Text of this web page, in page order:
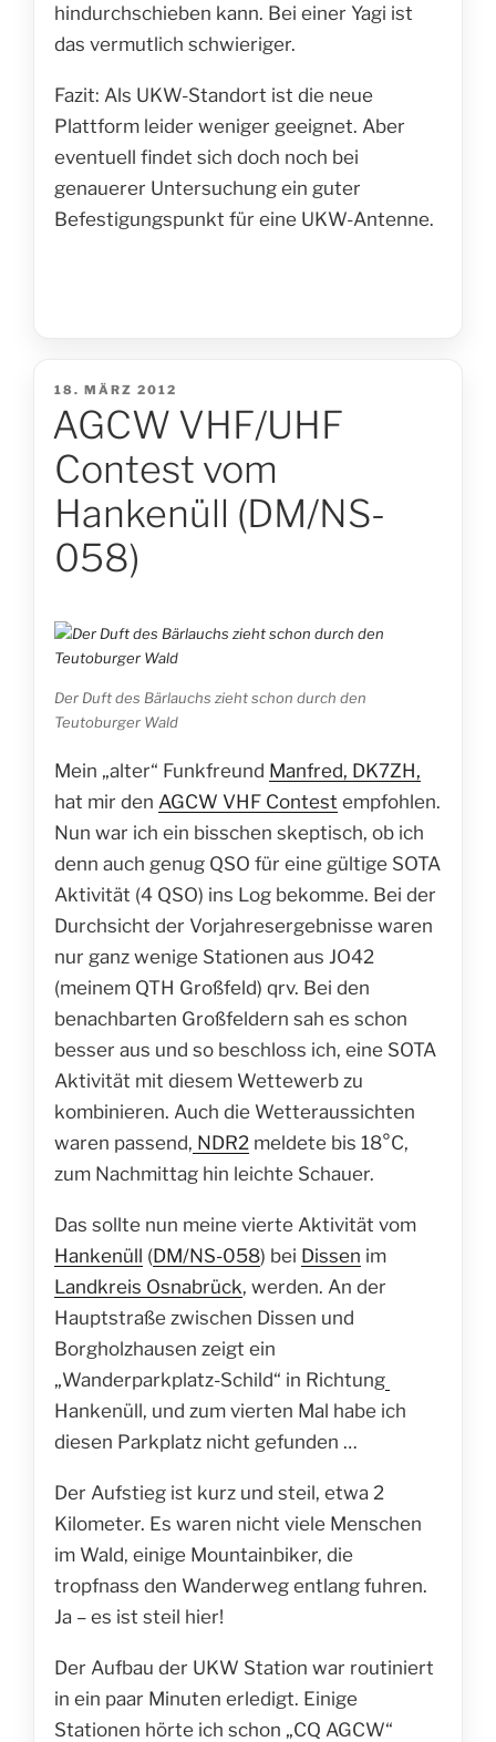
hindurchschieben kann. Bei einer Yagi ist
das vermutlich schwieriger.
Fazit: Als UKW-Standort ist die neue
Plattform leider weniger geeignet. Aber
eventuell findet sich doch noch bei
genauerer Untersuchung ein guter
Befestigungspunkt für eine UKW-Antenne.
VERÖFFENTLICHT
AM
18. MÄRZ 2012
AGCW VHF/UHF
Contest vom
Hankenüll (DM/NS-
058)
Der Duft des Bärlauchs zieht schon durch den
Teutoburger Wald
Mein „alter“ Funkfreund Manfred, DK7ZH,
hat mir den AGCW VHF Contest empfohlen.
Nun war ich ein bisschen skeptisch, ob ich
denn auch genug QSO für eine gültige SOTA
Aktivität (4 QSO) ins Log bekomme. Bei der
Durchsicht der Vorjahresergebnisse waren
nur ganz wenige Stationen aus JO42
(meinem QTH Großfeld) qrv. Bei den
benachbarten Großfeldern sah es schon
besser aus und so beschloss ich, eine SOTA
Aktivität mit diesem Wettewerb zu
kombinieren. Auch die Wetteraussichten
waren passend, NDR2 meldete bis 18°C,
zum Nachmittag hin leichte Schauer.
Das sollte nun meine vierte Aktivität vom
Hankenüll (DM/NS-058) bei Dissen im
Landkreis Osnabrück, werden. An der
Hauptstraße zwischen Dissen und
Borgholzhausen zeigt ein
„Wanderparkplatz-Schild“ in Richtung
Hankenüll, und zum vierten Mal habe ich
diesen Parkplatz nicht gefunden …
Der Aufstieg ist kurz und steil, etwa 2
Kilometer. Es waren nicht viele Menschen
im Wald, einige Mountainbiker, die
tropfnass den Wanderweg entlang fuhren.
Ja – es ist steil hier!
Der Aufbau der UKW Station war routiniert
in ein paar Minuten erledigt. Einige
Stationen hörte ich schon „CQ AGCW“